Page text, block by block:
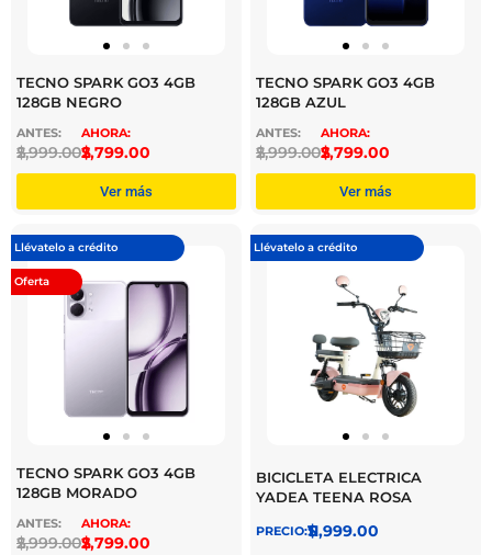
TECNO SPARK GO3 4GB
128GB NEGRO
$
2,999.00$
2,799.00
Ver más
TECNO SPARK GO3 4GB
128GB AZUL
$
2,999.00$
2,799.00
Ver más
Llévatelo a crédito
Oferta
TECNO SPARK GO3 4GB
128GB MORADO
$
2,999.00$
2,799.00
Llévatelo a crédito
BICICLETA ELECTRICA
YADEA TEENA ROSA
$
11,999.00